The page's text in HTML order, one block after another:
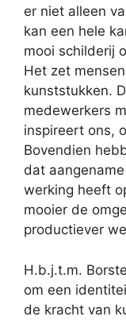
er niet alleen
kan een hele
mooi schilderij
Het zet
kunststukken.
medewerkers
inspireert ons,
Bovendien
dat
werking heeft
mooier de
productiever
H.b.j.t.m.
om een
de kracht van